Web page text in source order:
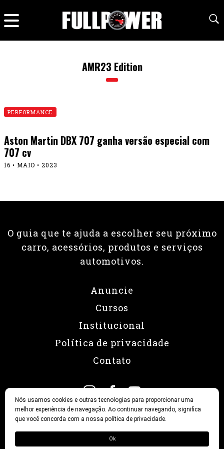
AMR23 Edition
PERFORMANCE
Aston Martin DBX 707 ganha versão especial com
707 cv
16 • MAIO • 2023
O guia que te ajuda a escolher seu próximo
carro, acessórios, produtos e serviços
automotivos.
Anuncie
Cursos
Institucional
Política de privacidade
Contato
Nós usamos cookies e outras tecnologias para proporcionar uma
melhor experiência de navegação. Ao continuar navegando, significa
que você concorda com a nossa política de privacidade.
Ok